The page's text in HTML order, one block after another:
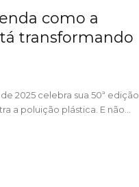
como a
transformando
2025 celebra sua 50ª edição
a poluição plástica. E não...